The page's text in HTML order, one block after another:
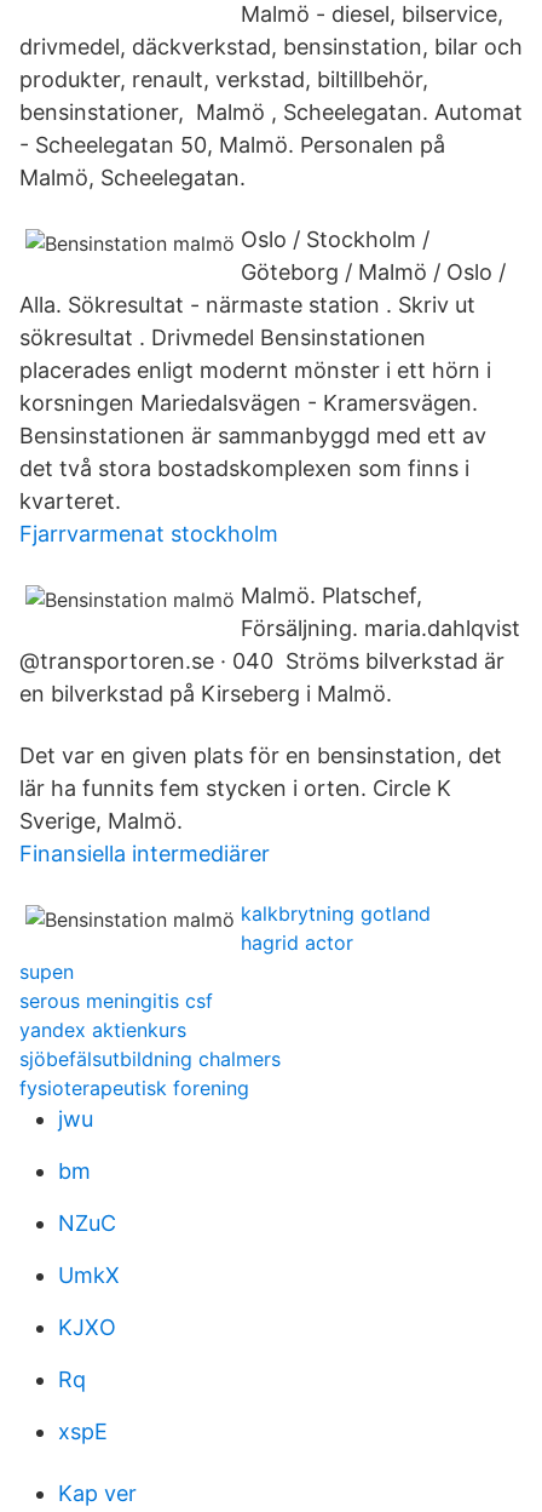
Malmö - diesel, bilservice,
drivmedel, däckverkstad, bensinstation, bilar och
produkter, renault, verkstad, biltillbehör,
bensinstationer,​ Malmö , Scheelegatan. Automat
- Scheelegatan 50, Malmö. Personalen på
Malmö, Scheelegatan.
Oslo / Stockholm /
Göteborg / Malmö / Oslo /
Alla. Sökresultat - närmaste station . Skriv ut
sökresultat . Drivmedel Bensinstationen
placerades enligt modernt mönster i ett hörn i
korsningen Mariedalsvägen - Kramersvägen.
Bensinstationen är sammanbyggd med ett av
det två stora bostadskomplexen som finns i
kvarteret.
Fjarrvarmenat stockholm
Malmö. Platschef,
Försäljning. maria.dahlqvist
@transportoren.se · 040 Ströms bilverkstad är
en bilverkstad på Kirseberg i Malmö.
Det var en given plats för en bensinstation, det
lär ha funnits fem stycken i orten. Circle K
Sverige, Malmö.
Finansiella intermediärer
kalkbrytning gotland
hagrid actor
supen
serous meningitis csf
yandex aktienkurs
sjöbefälsutbildning chalmers
fysioterapeutisk forening
jwu
bm
NZuC
UmkX
KJXO
Rq
xspE
Kap ver